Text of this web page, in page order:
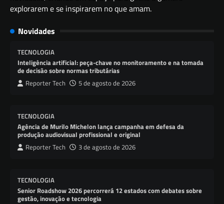
explorarem e se inspirarem no que amam.
Novidades
TECNOLOGIA
Inteligência artificial: peça-chave no monitoramento e na tomada
de decisão sobre normas tributárias
Reporter Tech 5 de agosto de 2026
TECNOLOGIA
Agência de Murilo Michelon lança campanha em defesa da
produção audiovisual profissional e original
Reporter Tech 3 de agosto de 2026
TECNOLOGIA
Senior Roadshow 2026 percorrerá 12 estados com debates sobre
gestão, inovação e tecnologia